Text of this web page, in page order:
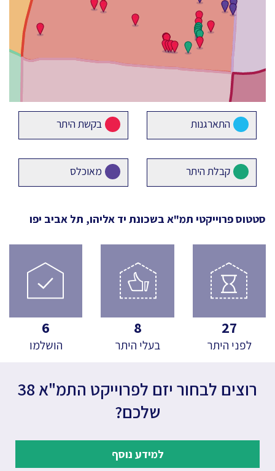
התארגנות בקשת היתר
קבלת היתר מאוכלס
סטטוס פרוייקטי תמ"א בשכונת יד אליהו, תל אביב יפו
27
לפני היתר
8
בעלי היתר
6
הושלמו
רוצים לבחור יזם לפרוייקט התמ"א 38
שלכם?
למידע נוסף